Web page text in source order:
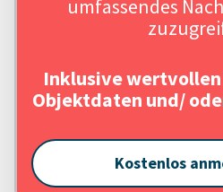
umfassendes
Inklusive
Objektdaten und/
Kostenlos